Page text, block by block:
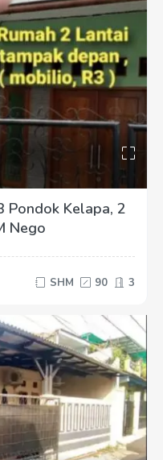
Pondok Kelapa, 2
Nego
SHM 90 3